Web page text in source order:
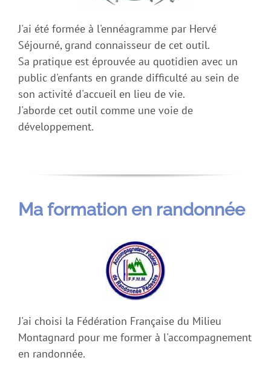
J'ai été formée à l'ennéagramme par Hervé
Séjourné, grand connaisseur de cet outil.
Sa pratique est éprouvée au quotidien avec un
public d'enfants en grande difficulté au sein de
son activité d'accueil en lieu de vie.
J'aborde cet outil comme une voie de
développement.
Ma formation en randonnée
J'ai choisi la Fédération Française du Milieu
Montagnard pour me former à l'accompagnement
en randonnée.